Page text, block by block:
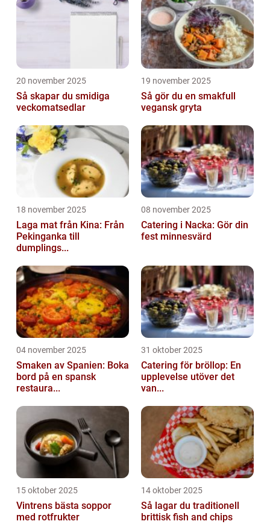
20 november 2025
Så skapar du smidiga
veckomatsedlar
19 november 2025
Så gör du en smakfull
vegansk gryta
18 november 2025
Laga mat från Kina: Från
Pekinganka till
dumplings...
08 november 2025
Catering i Nacka: Gör din
fest minnesvärd
04 november 2025
Smaken av Spanien: Boka
bord på en spansk
restaura...
31 oktober 2025
Catering för bröllop: En
upplevelse utöver det
van...
15 oktober 2025
Vintrens bästa soppor
med rotfrukter
14 oktober 2025
Så lagar du traditionell
brittisk fish and chips